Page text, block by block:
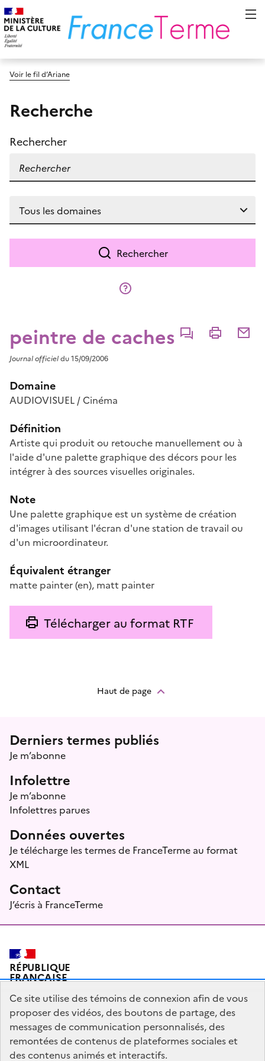
Voir le fil d’Ariane
Recherche
Rechercher
Rechercher
peintre de caches CommenterImprimer
Journal officieldu 15/09/2006
Domaine
AUDIOVISUEL / Cinéma
Définition
Artiste qui produit ou retouche manuellement ou à
l'aide d'une palette graphique des décors pour les
intégrer à des sources visuelles originales.
Note
Une palette graphique est un système de création
d'images utilisant l'écran d'une station de travail ou
d'un microordinateur.
Équivalent étranger
matte painter(en), matt painter
Télécharger au format RTF
Haut de page
Menu prefooter
Derniers termes publiés
Je m’abonne
Infolettre
Je m’abonne
Infolettres parues
Données ouvertes
Je télécharge les termes de FranceTerme au format
XML
Contact
J’écris à FranceTerme
RÉPUBLIQUE
FRANÇAISE
Plan du site Mentions légales Qui sommes-nous ?
Partagez votre expérience pour améliorer les services
Ce site utilise des témoins de connexion afin de vous
proposer des vidéos, des boutons de partage, des
messages de communication personnalisés, des
remontées de contenus de plateformes sociales et
des contenus animés et interactifs.